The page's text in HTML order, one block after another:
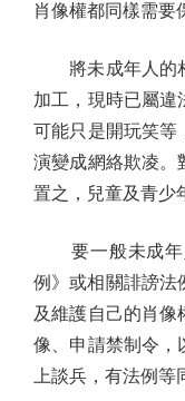
肖像權都同樣需要
將未成年人的相
加工，現時已屬違
可能只是開玩笑等
演變成網絡欺凌。
置之，兒童及青少
要一般未成年
例》或相關誹謗法
及維護自己的肖像
像、申請禁制令，
上談兵，有法例等